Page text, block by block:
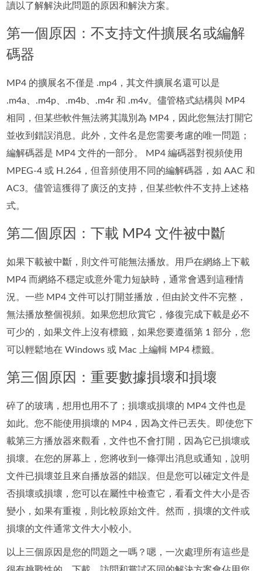
讀以了解解決此問題的原因和解決方案。
第一個原因：不支持文件擴展名或編解
碼器
MP4 的擴展名不僅是 .mp4，其文件擴展名還可以是
.m4a、.m4p、.m4b、.m4r 和 .m4v。儘管格式結構與 MP4
相同，但某些軟件無法將其識別為 MP4，因此您無法打開它
並收到錯誤消息。此外，文件名是您需要考慮的唯一問題；
編解碼器是 MP4 文件的一部分。 MP4 編碼器對視頻使用
MPEG-4 或 H.264，但音頻使用不同的編解碼器，如 AAC 和
AC3。儘管這獲得了廣泛的支持，但某些軟件不支持上述格
式。
第二個原因：下載 MP4 文件被中斷
如果下載被中斷，則文件可能無法播放。用戶在網絡上下載
MP4 而網絡不穩定或意外電力短缺時，通常會遇到這種情
況。一些 MP4 文件可以打開並播放，但由於文件不完整，
無法播放整個視頻。如果您想欣賞它，修復完成下載是必不
可少的，如果文件上沒有標籤，如果您要遵循第 1 部分，您
可以輕鬆地在 Windows 或 Mac 上編輯 MP4 標籤。
第三個原因：重要數據損壞和損壞
碎了的玻璃，想用也用不了；損壞或損壞的 MP4 文件也是
如此。您不能使用損壞的 MP4，因為文件已丟失。即使您下
載第三方播放器來觀看，文件也不會打開，因為它已損壞或
損壞。在您的屏幕上，您將收到一條彈出消息或通知，說明
文件已損壞並且來自播放器的錯誤。但是您可以確定文件是
否損壞或損壞，您可以在屬性中檢查它，看看文件大小是否
變小，如果有重複，則比較原始文件。然而，損壞的文件或
損壞的文件通常文件大小較小。
以上三個原因是您的問題之一嗎？嗯，一次處理所有這些是